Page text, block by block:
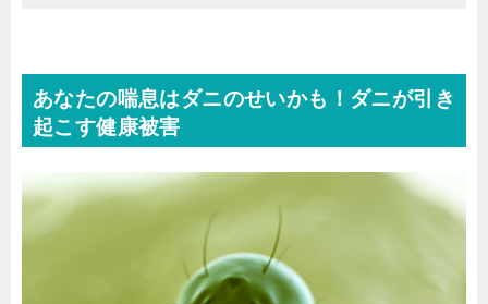
あなたの喘息はダニのせいかも！ダニが引き
起こす健康被害